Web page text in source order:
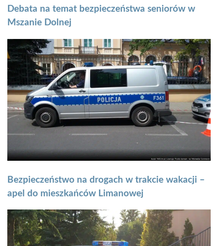
Debata na temat bezpieczeństwa seniorów w
Mszanie Dolnej
Bezpieczeństwo na drogach w trakcie wakacji –
apel do mieszkańców Limanowej